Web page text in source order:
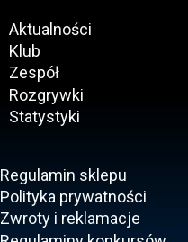
Aktualności
Klub
Zespół
Rozgrywki
Statystyki
Regulamin sklepu
Polityka prywatności
Zwroty i reklamacje